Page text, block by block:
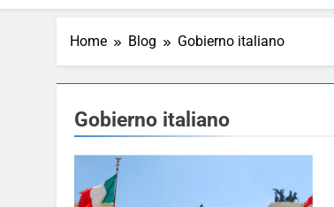
Home Blog Gobierno italiano
Gobierno italiano